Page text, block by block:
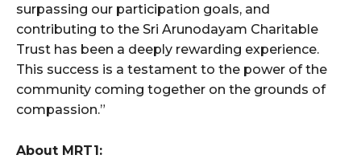
surpassing our participation goals, and
contributing to the Sri Arunodayam Charitable
Trust has been a deeply rewarding experience.
This success is a testament to the power of the
community coming together on the grounds of
compassion.”
About MRT1: